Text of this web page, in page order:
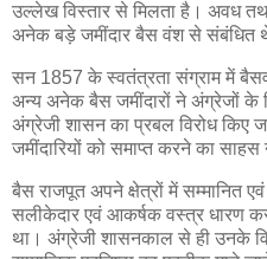
उल्लेख विस्तार से मिलता है। अवध
अनेक बड़े जमींदार बैस वंश से संबंधित
सन 1857 के स्वतंत्रता संग्राम में
अन्य अनेक बैस जमींदारों ने अंग्रेजों के
अंग्रेजी शासन का प्रबल विरोध
जमींदारियों को समाप्त करने का
बैस राजपूत अपने क्षेत्रों में सम्मानित
सलीकेदार एवं आकर्षक वस्त्र धारण
था। अंग्रेजी शासनकाल से ही उनके